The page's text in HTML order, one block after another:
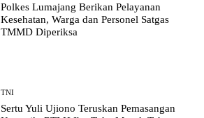
Polkes Lumajang Berikan Pelayanan
Kesehatan, Warga dan Personel Satgas
TMMD Diperiksa
TNI
Sertu Yuli Ujiono Teruskan Pemasangan